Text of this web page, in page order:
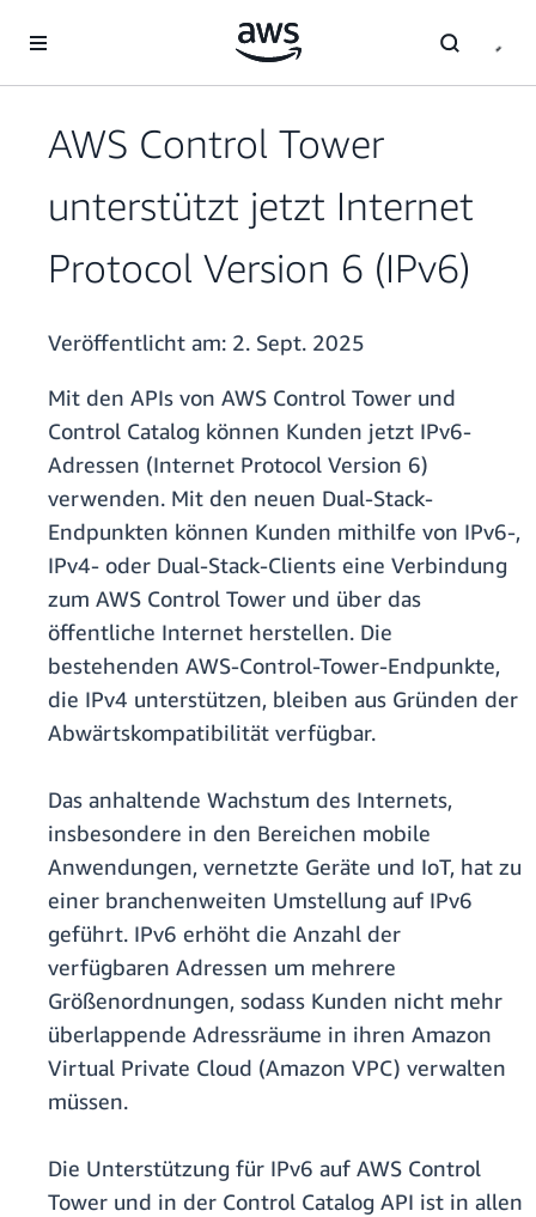
Überspringen zum Hauptinhalt
AWS Control Tower
unterstützt jetzt Internet
Protocol Version 6 (IPv6)
Veröffentlicht am: 2. Sept. 2025
Mit den APIs von AWS Control Tower und
Control Catalog können Kunden jetzt IPv6-
Adressen (Internet Protocol Version 6)
verwenden. Mit den neuen Dual-Stack-
Endpunkten können Kunden mithilfe von IPv6-,
IPv4- oder Dual-Stack-Clients eine Verbindung
zum AWS Control Tower und über das
öffentliche Internet herstellen. Die
bestehenden AWS-Control-Tower-Endpunkte,
die IPv4 unterstützen, bleiben aus Gründen der
Abwärtskompatibilität verfügbar.
Das anhaltende Wachstum des Internets,
insbesondere in den Bereichen mobile
Anwendungen, vernetzte Geräte und IoT, hat zu
einer branchenweiten Umstellung auf IPv6
geführt. IPv6 erhöht die Anzahl der
verfügbaren Adressen um mehrere
Größenordnungen, sodass Kunden nicht mehr
überlappende Adressräume in ihren Amazon
Virtual Private Cloud (Amazon VPC) verwalten
müssen.
Die Unterstützung für IPv6 auf AWS Control
Tower und in der Control Catalog API ist in allen